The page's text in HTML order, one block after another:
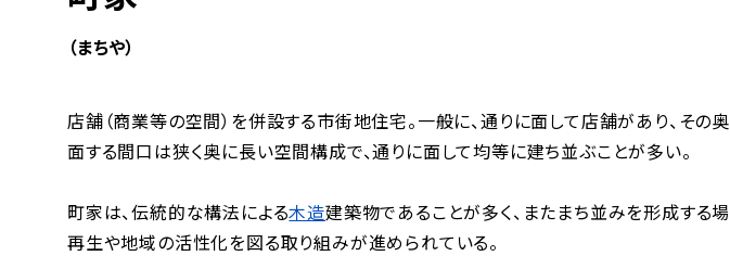
（まちや）
店舗（商業等の空間）を併設する市街地住宅。一般に、通りに面して店舗があり、その
面する間口は狭く奥に長い空間構成で、通りに面して均等に建ち並ぶことが多い。
町家は、伝統的な構法による木造建築物であることが多く、またまち並みを形成する
再生や地域の活性化を図る取り組みが進められている。